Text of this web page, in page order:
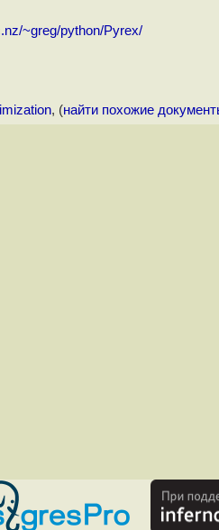
~greg/python/Pyrex/
, (найти похожие